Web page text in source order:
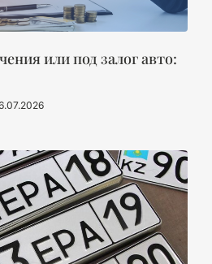
или под залог авто: